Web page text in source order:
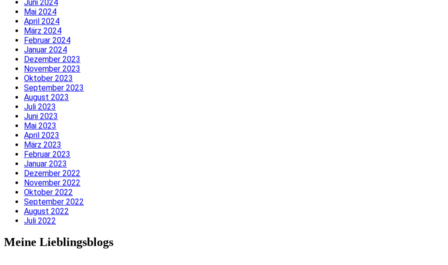
Juni 2024
Mai 2024
April 2024
März 2024
Februar 2024
Januar 2024
Dezember 2023
November 2023
Oktober 2023
September 2023
August 2023
Juli 2023
Juni 2023
Mai 2023
April 2023
März 2023
Februar 2023
Januar 2023
Dezember 2022
November 2022
Oktober 2022
September 2022
August 2022
Juli 2022
Meine Lieblingsblogs